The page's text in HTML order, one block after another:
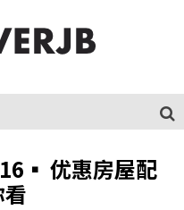
优惠房屋配